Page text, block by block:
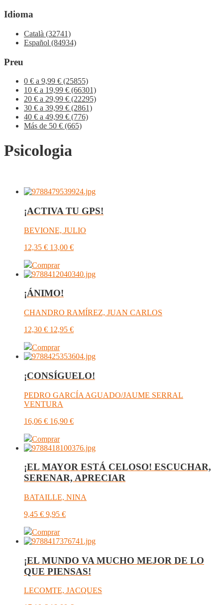
Idioma
Català (32741)
Español (84934)
Preu
0 € a 9,99 € (25855)
10 € a 19,99 € (66301)
20 € a 29,99 € (22295)
30 € a 39,99 € (2861)
40 € a 49,99 € (776)
Más de 50 € (665)
Psicologia
¡ACTIVA TU GPS!
BEVIONE, JULIO
12,35 € 13,00 €
Comprar
¡ÁNIMO!
CHANDRO RAMÍREZ, JUAN CARLOS
12,30 € 12,95 €
Comprar
¡CONSÍGUELO!
PEDRO GARCÍA AGUADO/JAUME SERRAL
VENTURA
16,06 € 16,90 €
Comprar
¡EL MAYOR ESTÁ CELOSO! ESCUCHAR,
SERENAR, APRECIAR
BATAILLE, NINA
9,45 € 9,95 €
Comprar
¡EL MUNDO VA MUCHO MEJOR DE LO
QUE PIENSAS!
LECOMTE, JACQUES